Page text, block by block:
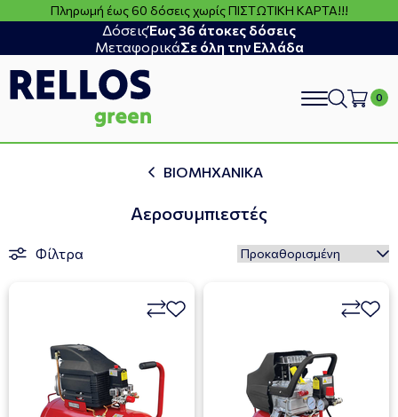
Πληρωμή έως 60 δόσεις χωρίς ΠΙΣΤΩΤΙΚΗ ΚΑΡΤΑ!!!
ΔόσειςΈως 36 άτοκες δόσεις
ΜεταφορικάΣε όλη την Ελλάδα
search
ΒΙΟΜΗΧΑΝΙΚΑ
Αεροσυμπιεστές
Φίλτρα